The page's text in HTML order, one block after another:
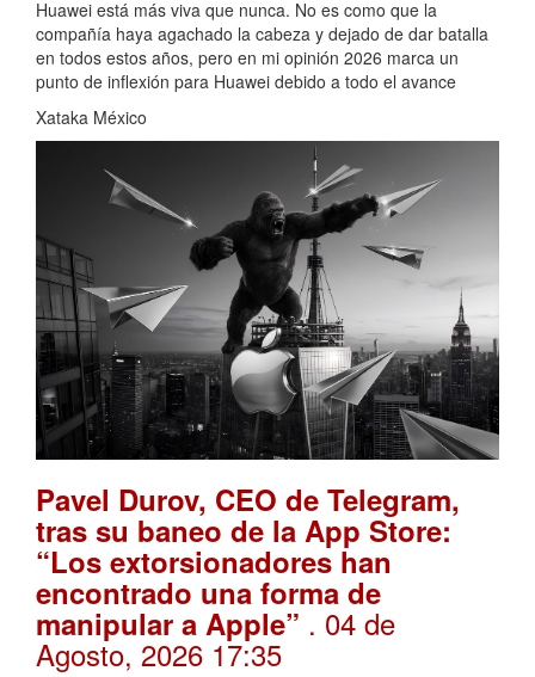
Huawei está más viva que nunca. No es como que la
compañía haya agachado la cabeza y dejado de dar batalla
en todos estos años, pero en mi opinión 2026 marca un
punto de inflexión para Huawei debido a todo el avance
Xataka México
Pavel Durov, CEO de Telegram,
tras su baneo de la App Store:
“Los extorsionadores han
encontrado una forma de
manipular a Apple” . 04 de
Agosto, 2026 17:35